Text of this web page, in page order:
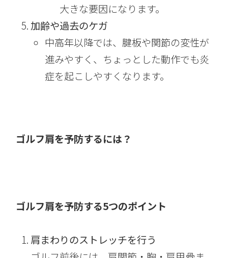
大きな要因になります。
加齢や過去のケガ
中高年以降では、腱板や関節の変性が
進みやすく、ちょっとした動作でも炎
症を起こしやすくなります。
ゴルフ肩を予防するには？
ゴルフ肩を予防する5つのポイント
肩まわりのストレッチを行う